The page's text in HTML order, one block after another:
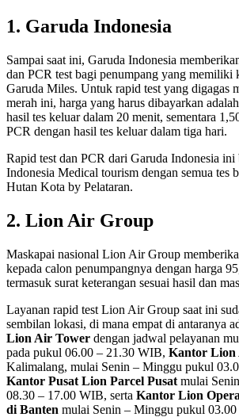
1. Garuda Indonesia
Sampai saat ini, Garuda Indonesia
dan PCR test bagi penumpang yang memiliki
Garuda Miles. Untuk rapid test yang digagas
merah ini, harga yang harus dibayarkan
hasil tes keluar dalam 20 menit, sementara
PCR dengan hasil tes keluar dalam tiga hari.
Rapid test dan PCR dari Garuda Indonesia ini
Indonesia Medical tourism dengan semua tes
Hutan Kota by Pelataran.
2. Lion Air Group
Maskapai nasional Lion Air Group
kepada calon penumpangnya dengan harga
termasuk surat keterangan sesuai hasil dan
Layanan rapid test Lion Air Group saat ini
sembilan lokasi, di mana empat di antaranya
Lion Air Tower dengan jadwal pelayanan
pada pukul 06.00 – 21.30 WIB, Kantor Lion
Kalimalang, mulai Senin – Minggu pukul
Kantor Pusat Lion Parcel Pusat mulai
08.30 – 17.00 WIB, serta Kantor Lion
di Banten mulai Senin – Minggu pukul